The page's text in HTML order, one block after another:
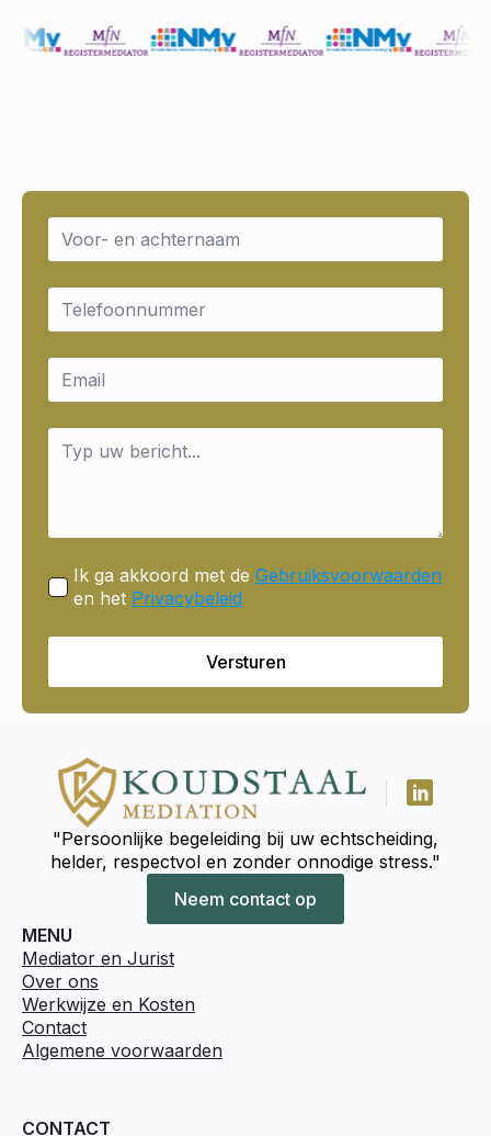
Name
Email
Email
Message
Ik ga akkoord met de Gebruiksvoorwaarden
en het Privacybeleid
Versturen
"Persoonlijke begeleiding bij uw echtscheiding,
helder, respectvol en zonder onnodige stress."
Neem contact op
MENU
Mediator en Jurist
Over ons
Werkwijze en Kosten
Contact
Algemene voorwaarden
CONTACT